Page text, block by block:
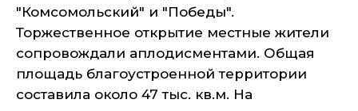
"Комсомольский" и "Победы".
Торжественное открытие местные жители
сопровождали аплодисментами. Общая
площадь благоустроенной территории
составила около 47 тыс. кв.м. На